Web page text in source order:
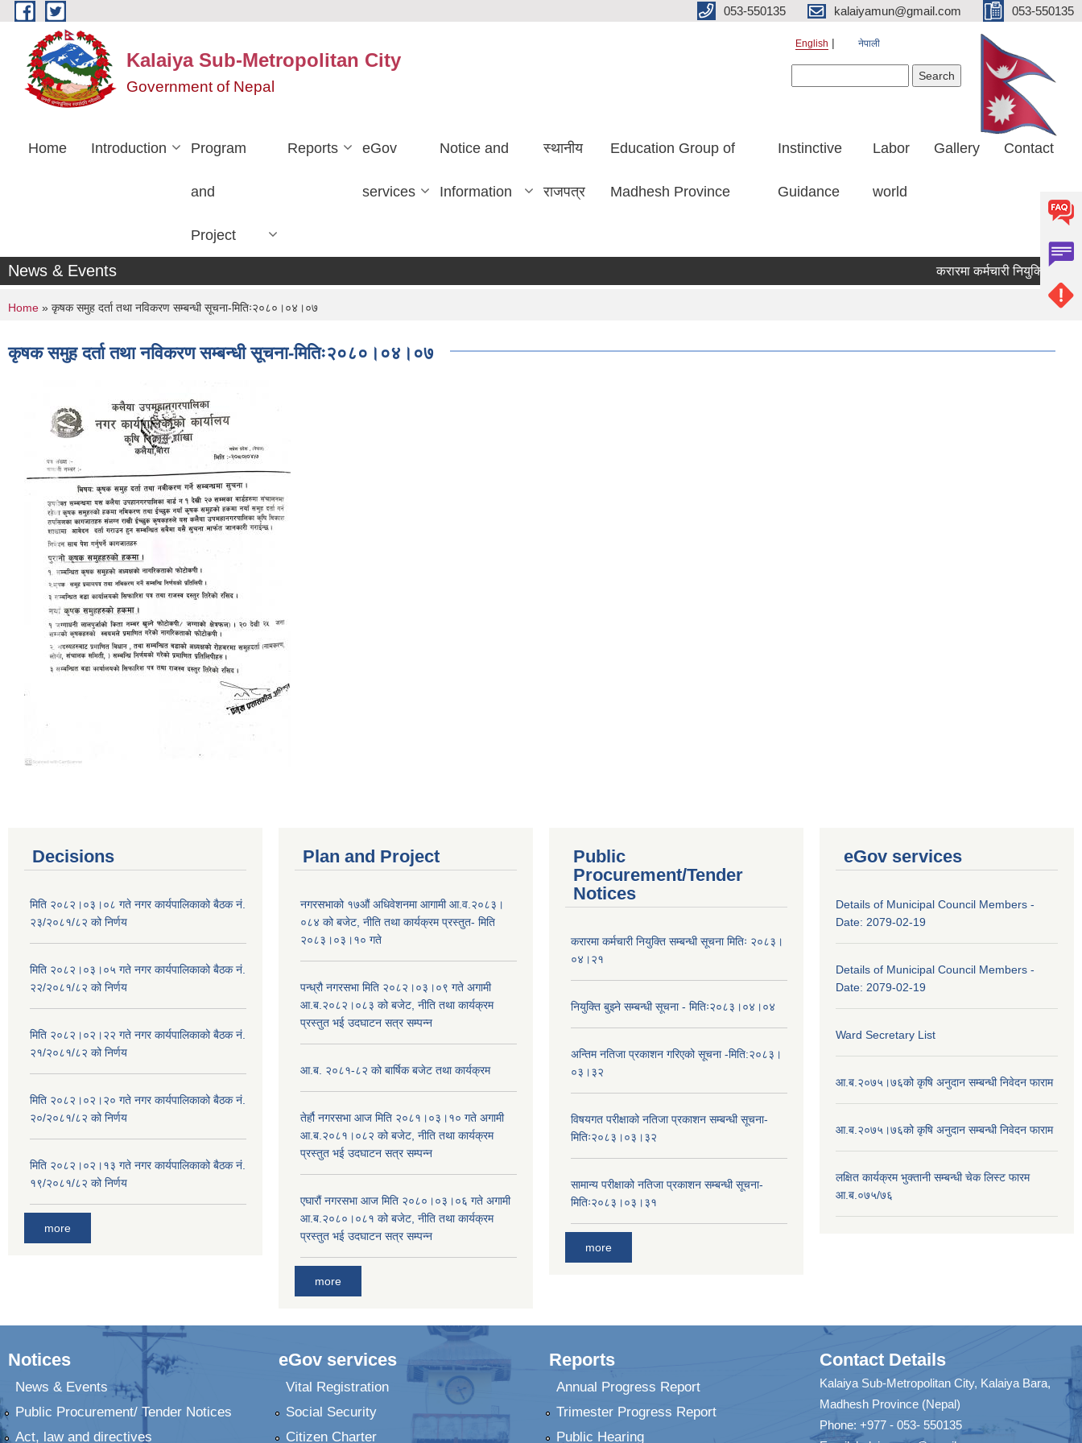
Skip to main content 053-550135 kalaiyamun@gmail.com 053-550135
Kalaiya Sub-Metropolitan City
Government of Nepal
English नेपाली
Home Introduction Program
and
Project
Reports eGov
services
Notice and
Information
स्थानीय
राजपत्र
Education Group of
Madhesh Province
Instinctive
Guidance
Labor
world
Gallery Contact
News & Events करारमा कर्मचारी नियुक्ति
You are here
Home » कृषक समुह दर्ता तथा नविकरण सम्बन्धी सूचना-मितिः२०८०।०४।०७
कृषक समुह दर्ता तथा नविकरण सम्बन्धी सूचना-मितिः२०८०।०४।०७
Decisions
मिति २०८२।०३।०८ गते नगर कार्यपालिकाको बैठक नं.
२३/२०८१/८२ को निर्णय
मिति २०८२।०३।०५ गते नगर कार्यपालिकाको बैठक नं.
२२/२०८१/८२ को निर्णय
मिति २०८२।०२।२२ गते नगर कार्यपालिकाको बैठक नं.
२१/२०८१/८२ को निर्णय
मिति २०८२।०२।२० गते नगर कार्यपालिकाको बैठक नं.
२०/२०८१/८२ को निर्णय
मिति २०८२।०२।१३ गते नगर कार्यपालिकाको बैठक नं.
१९/२०८१/८२ को निर्णय
more
Plan and Project
नगरसभाको १७औं अधिवेशनमा आगामी आ.व.२०८३।
०८४ को बजेट, नीति तथा कार्यक्रम प्रस्तुत- मिति
२०८३।०३।१० गते
पन्ध्रौ नगरसभा मिति २०८२।०३।०९ गते अगामी
आ.ब.२०८२।०८३ को बजेट, नीति तथा कार्यक्रम
प्रस्तुत भई उदघाटन सत्र सम्पन्न
आ.ब. २०८१-८२ को बार्षिक बजेट तथा कार्यक्रम
तेर्हौ नगरसभा आज मिति २०८१।०३।१० गते अगामी
आ.ब.२०८१।०८२ को बजेट, नीति तथा कार्यक्रम
प्रस्तुत भई उदघाटन सत्र सम्पन्न
एघारौं नगरसभा आज मिति २०८०।०३।०६ गते अगामी
आ.ब.२०८०।०८१ को बजेट, नीति तथा कार्यक्रम
प्रस्तुत भई उदघाटन सत्र सम्पन्न
more
Public
Procurement/Tender
Notices
करारमा कर्मचारी नियुक्ति सम्बन्धी सूचना मितिः २०८३।
०४।२१
नियुक्ति बुझ्ने सम्बन्धी सूचना - मितिः२०८३।०४।०४
अन्तिम नतिजा प्रकाशन गरिएको सूचना -मिति:२०८३।
०३।३२
विषयगत परीक्षाको नतिजा प्रकाशन सम्बन्धी सूचना-
मितिः२०८३।०३।३२
सामान्य परीक्षाको नतिजा प्रकाशन सम्बन्धी सूचना-
मितिः२०८३।०३।३१
more
eGov services
Details of Municipal Council Members -
Date: 2079-02-19
Details of Municipal Council Members -
Date: 2079-02-19
Ward Secretary List
आ.ब.२०७५।७६को कृषि अनुदान सम्बन्धी निवेदन फाराम
आ.ब.२०७५।७६को कृषि अनुदान सम्बन्धी निवेदन फाराम
लक्षित कार्यक्रम भुक्तानी सम्बन्धी चेक लिस्ट फारम
आ.ब.०७५/७६
Notices
News & Events
Public Procurement/ Tender Notices
Act, law and directives
eGov services
Vital Registration
Social Security
Citizen Charter
Reports
Annual Progress Report
Trimester Progress Report
Public Hearing
Contact Details
Kalaiya Sub-Metropolitan City, Kalaiya Bara,
Madhesh Province (Nepal)
Phone: +977 - 053- 550135